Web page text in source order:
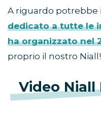
A riguardo potrebbe
dedicato a tutte le
ha organizzato nel
proprio il nostro Niall!
Video Niall